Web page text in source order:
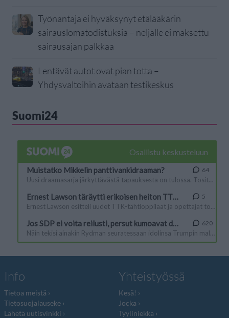
Työnantaja ei hyväksynyt etälääkärin
sairauslomatodistuksia – neljälle ei maksettu
sairausajan palkkaa
Lentävät autot ovat pian totta –
Yhdysvaltoihin avataan testikeskus
Suomi24
Info
Tietoa meistä
Tietosuojalauseke
Lähetä uutisvinkki
Yhteistyössä
Kesä!
Jocka
Tyyliniekka